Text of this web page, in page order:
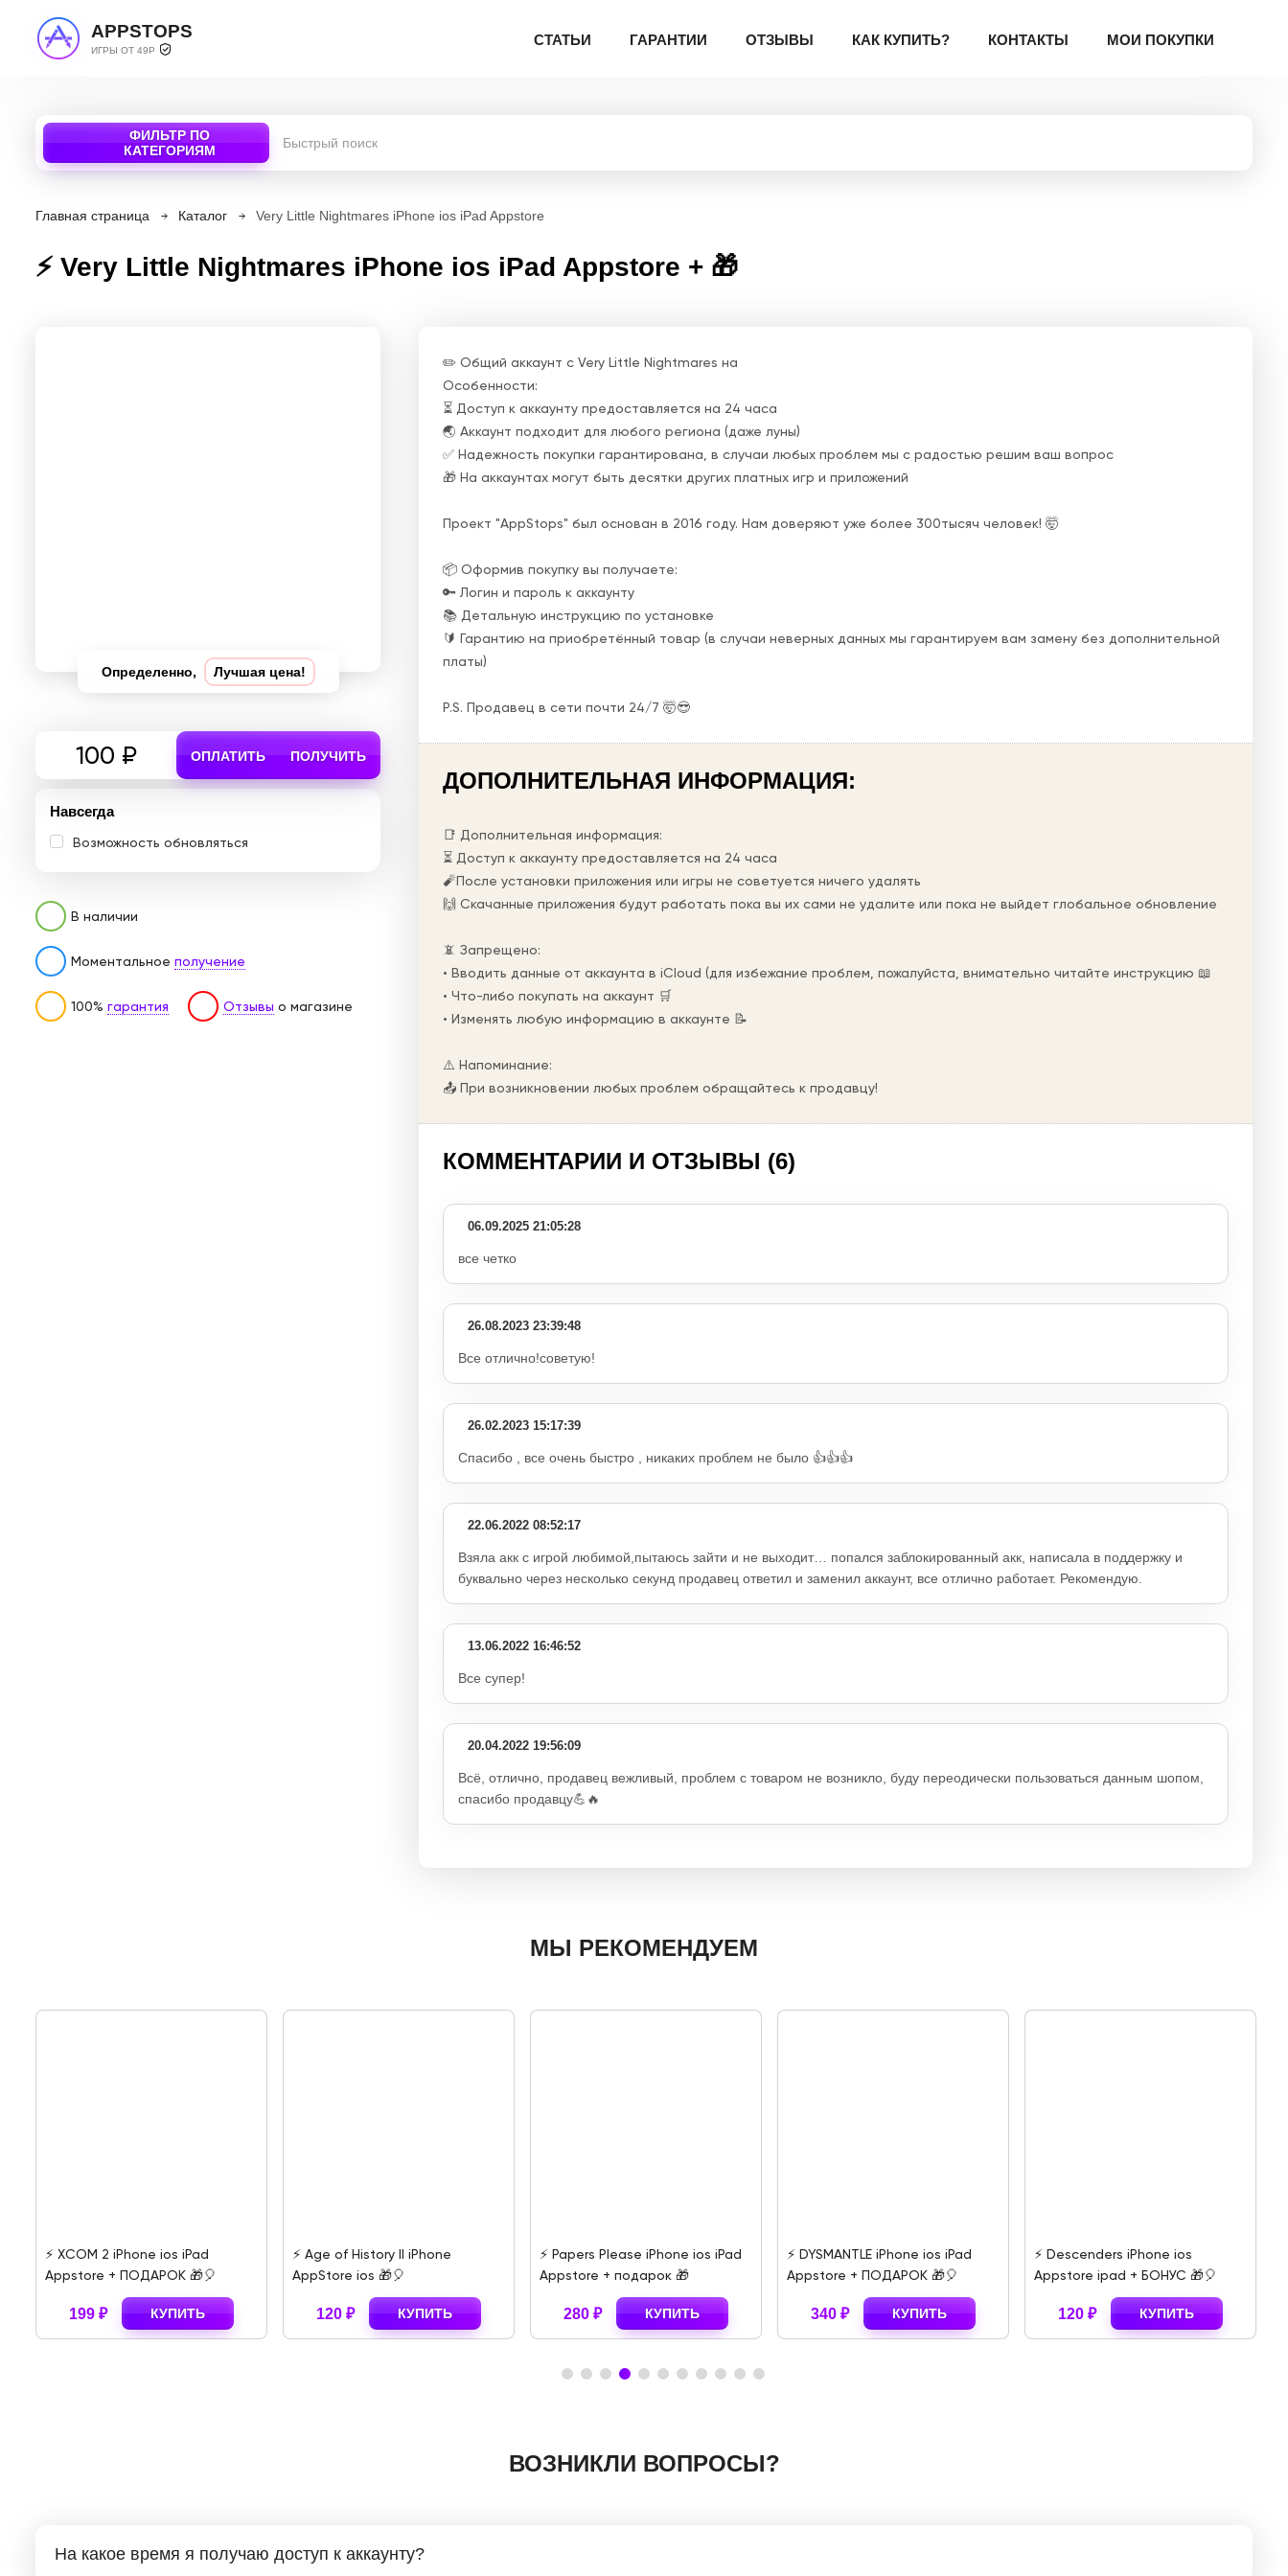
APPSTOPS
ИГРЫ ОТ 49Р
СТАТЬИ ГАРАНТИИ ОТЗЫВЫ КАК КУПИТЬ? КОНТАКТЫ МОИ ПОКУПКИ
ФИЛЬТР ПО
КАТЕГОРИЯМ
Главная страница Каталог Very Little Nightmares iPhone ios iPad Appstore
⚡️ Very Little Nightmares iPhone ios iPad Appstore + 🎁
Определенно, Лучшая цена!
100 ₽ ОПЛАТИТЬ ПОЛУЧИТЬ
Навсегда
Возможность обновляться
В наличии
Моментальное получение
100% гарантия Отзывы о магазине
✏️ Общий аккаунт с Very Little Nightmares на
Особенности:
⏳ Доступ к аккаунту предоставляется на 24 часа
🌏 Аккаунт подходит для любого региона (даже луны)
✅ Надежность покупки гарантирована, в случаи любых проблем мы с радостью решим ваш вопрос
🎁 На аккаунтах могут быть десятки других платных игр и приложений
Проект "AppStops" был основан в 2016 году. Нам доверяют уже более 300тысяч человек! 🤯
📦 Оформив покупку вы получаете:
🔑 Логин и пароль к аккаунту
📚 Детальную инструкцию по установке
🔰 Гарантию на приобретённый товар (в случаи неверных данных мы гарантируем вам замену без дополнительной
платы)
P.S. Продавец в сети почти 24/7 🤯😎
ДОПОЛНИТЕЛЬНАЯ ИНФОРМАЦИЯ:
📑 Дополнительная информация:
⏳ Доступ к аккаунту предоставляется на 24 часа
🧨После установки приложения или игры не советуется ничего удалять
🙌 Скачанные приложения будут работать пока вы их сами не удалите или пока не выйдет глобальное обновление
📵 Запрещено:
• Вводить данные от аккаунта в iCloud (для избежание проблем, пожалуйста, внимательно читайте инструкцию 📖
• Что-либо покупать на аккаунт 🛒
• Изменять любую информацию в аккаунте 📝
⚠️ Напоминание:
📤 При возникновении любых проблем обращайтесь к продавцу!
КОММЕНТАРИИ И ОТЗЫВЫ (6)
06.09.2025 21:05:28
все четко
26.08.2023 23:39:48
Все отлично!советую!
26.02.2023 15:17:39
Спасибо , все очень быстро , никаких проблем не было 👍👍👍
22.06.2022 08:52:17
Взяла акк с игрой любимой,пытаюсь зайти и не выходит… попался заблокированный акк, написала в поддержку и
буквально через несколько секунд продавец ответил и заменил аккаунт, все отлично работает. Рекомендую.
13.06.2022 16:46:52
Все супер!
20.04.2022 19:56:09
Всё, отлично, продавец вежливый, проблем с товаром не возникло, буду переодически пользоваться данным шопом,
спасибо продавцу💪🔥
МЫ РЕКОМЕНДУЕМ
⚡️ XCOM 2 iPhone ios iPad
Appstore + ПОДАРОК 🎁🎈
199 ₽ КУПИТЬ
⚡️ Age of History II iPhone
AppStore ios 🎁🎈
120 ₽ КУПИТЬ
⚡️ Papers Please iPhone ios iPad
Appstore + подарок 🎁
280 ₽ КУПИТЬ
⚡️ DYSMANTLE iPhone ios iPad
Appstore + ПОДАРОК 🎁🎈
340 ₽ КУПИТЬ
⚡️ Descenders iPhone ios
Appstore ipad + БОНУС 🎁🎈
120 ₽ КУПИТЬ
ВОЗНИКЛИ ВОПРОСЫ?
На какое время я получаю доступ к аккаунту?